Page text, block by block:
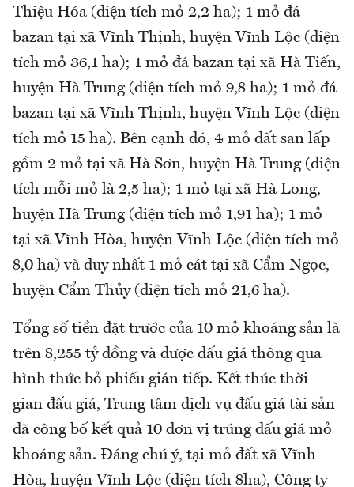
Thiệu Hóa (diện tích mỏ 2,2 ha); 1 mỏ đá
bazan tại xã Vĩnh Thịnh, huyện Vĩnh Lộc (diện
tích mỏ 36,1 ha); 1 mỏ đá bazan tại xã Hà Tiến,
huyện Hà Trung (diện tích mỏ 9,8 ha); 1 mỏ đá
bazan tại xã Vĩnh Thịnh, huyện Vĩnh Lộc (diện
tích mỏ 15 ha). Bên cạnh đó, 4 mỏ đất san lấp
gồm 2 mỏ tại xã Hà Sơn, huyện Hà Trung (diện
tích mỗi mỏ là 2,5 ha); 1 mỏ tại xã Hà Long,
huyện Hà Trung (diện tích mỏ 1,91 ha); 1 mỏ
tại xã Vĩnh Hòa, huyện Vĩnh Lộc (diện tích mỏ
8,0 ha) và duy nhất 1 mỏ cát tại xã Cẩm Ngọc,
huyện Cẩm Thủy (diện tích mỏ 21,6 ha).
Tổng số tiền đặt trước của 10 mỏ khoáng sản là
trên 8,255 tỷ đồng và được đấu giá thông qua
hình thức bỏ phiếu gián tiếp. Kết thúc thời
gian đấu giá, Trung tâm dịch vụ đấu giá tài sản
đã công bố kết quả 10 đơn vị trúng đấu giá mỏ
khoáng sản. Đáng chú ý, tại mỏ đất xã Vĩnh
Hòa, huyện Vĩnh Lộc (diện tích 8ha), Công ty